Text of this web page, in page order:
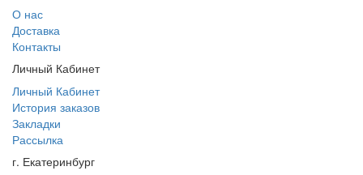
О нас
Доставка
Контакты
Личный Кабинет
Личный Кабинет
История заказов
Закладки
Рассылка
г. Екатеринбург